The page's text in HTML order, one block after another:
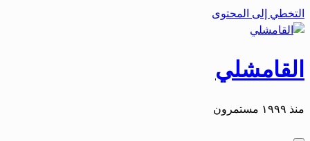
التخطي إلى المحتوى
القامشلي
منذ ١٩٩٩ مستمرون